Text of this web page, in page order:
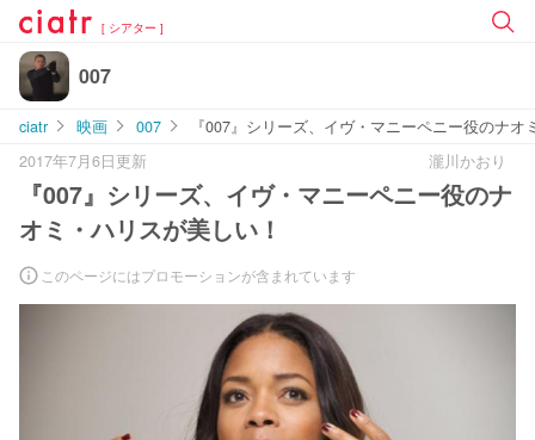
[ シアター ]
007
ciatr 映画 007
『007』シリーズ、イヴ・マニーペニー役のナ
2017年7月6日更新
瀧川かおり
『007』シリーズ、イヴ・マニーペニー役のナ
オミ・ハリスが美しい！
このページにはプロモーションが含まれています